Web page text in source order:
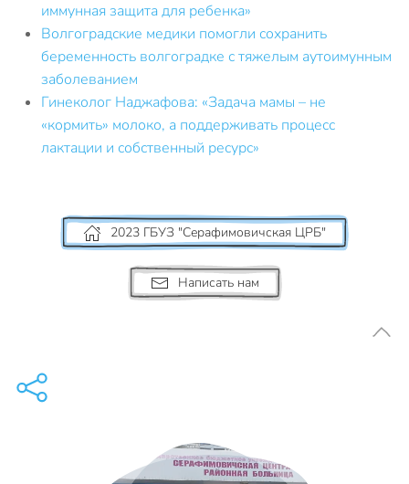
иммунная защита для ребенка»
Волгоградские медики помогли сохранить
беременность волгоградке с тяжелым аутоимунным
заболеванием
Гинеколог Наджафова: «Задача мамы – не
«кормить» молоко, а поддерживать процесс
лактации и собственный ресурс»
2023 ГБУЗ "Серафимовичская ЦРБ"
Написать нам